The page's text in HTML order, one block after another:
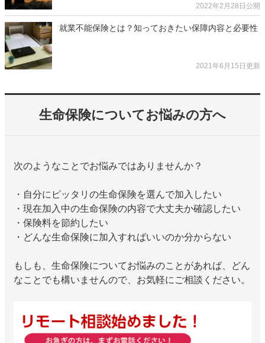
2022年2月28日公開
就業不能保険とは？知っておきたい保障内容と必要性
2021年6月15日更新
生命保険についてお悩みの方へ
次のようなことでお悩みではありませんか？
・自分にピッタリの生命保険を選んで加入したい
・現在加入中の生命保険の内容で大丈夫か確認したい
・保険料を節約したい
・どんな生命保険に加入すればいいのか分からない
もしも、生命保険についてお悩みのことがあれば、どん
なことでも構いませんので、お気軽にご相談ください。